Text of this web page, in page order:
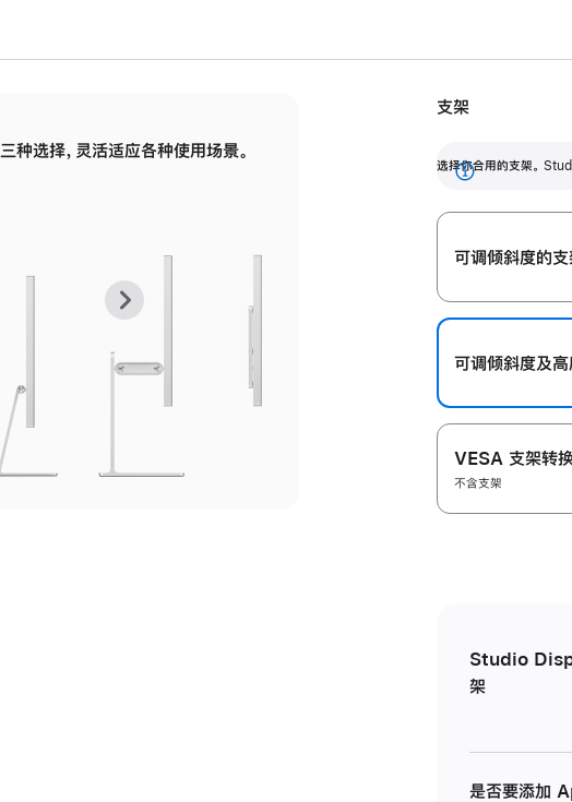
面
面
三种选择，灵活适应各种使用场景。
调节范围。
上
张
下
张
支架
选择你合用的支架。
展
开
可调倾斜度的支
可调倾斜度及
VESA 支架转
不含支架
Studio
架
是否要添加